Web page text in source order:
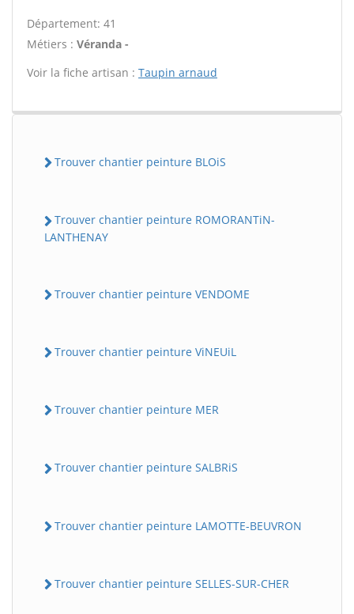
Département: 41
Métiers : Véranda -
Voir la fiche artisan : Taupin arnaud
Trouver chantier peinture BLOiS
Trouver chantier peinture ROMORANTiN-
LANTHENAY
Trouver chantier peinture VENDOME
Trouver chantier peinture ViNEUiL
Trouver chantier peinture MER
Trouver chantier peinture SALBRiS
Trouver chantier peinture LAMOTTE-BEUVRON
Trouver chantier peinture SELLES-SUR-CHER